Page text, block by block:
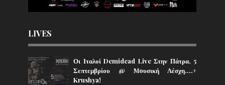
LIVES
Οι Ιταλοί Demidead Live Στην Πάτρα, 5
Σεπτεμβρίου @ Moυσική Λέσχη….+
Krushya!